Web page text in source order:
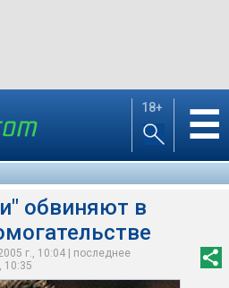
18+ ☰
обвиняют в
г., 10:04 | последнее
10:35